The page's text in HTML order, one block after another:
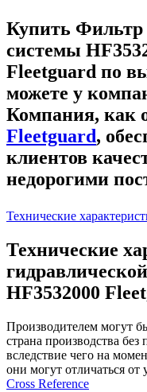
Купить Фильтр
системы
Fleetguard по
можете у
Компания, как
Fleetguard,
клиентов
недорогими
Технические
Технические
HF3532000
Производителем могут
страна производства
вследствие чего на
они могут отличаться от
Сross Reference